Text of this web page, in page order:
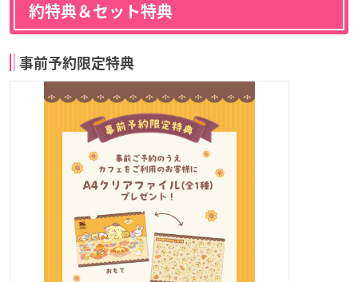
約特典＆セット特典
事前予約限定特典